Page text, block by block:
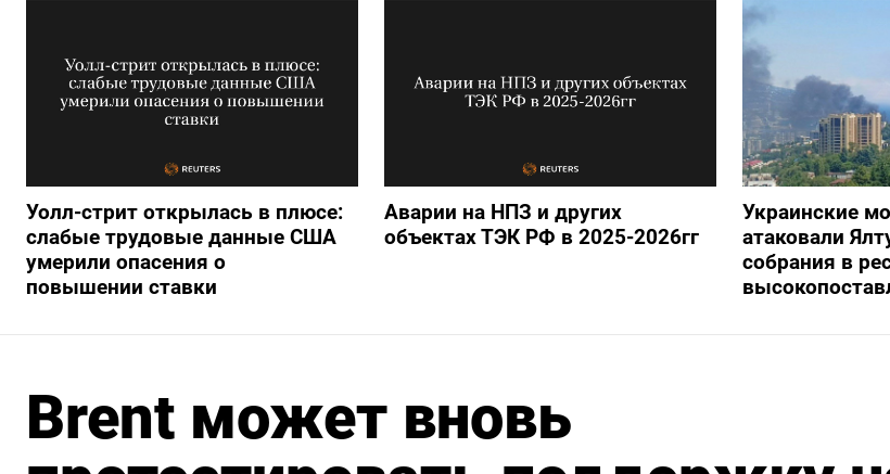
Уолл-стрит открылась в плюсе:
слабые трудовые данные США
умерили опасения о
повышении ставки
Аварии на НПЗ и других
объектах ТЭК РФ в 2025-2026гг
Украинские
атаковали
собрания в
Brent может вновь